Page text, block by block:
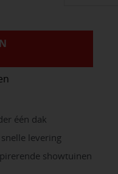
één dak
levering
showtuinen